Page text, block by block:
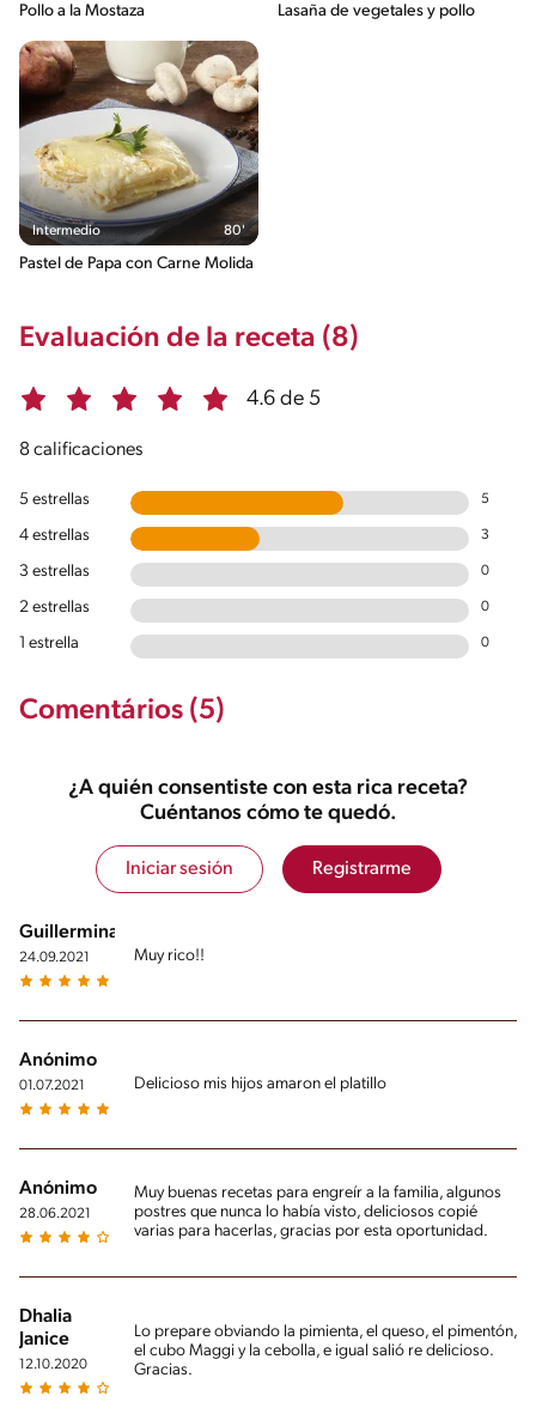
Pollo a la Mostaza Lasaña de vegetales y pollo
Intermedio 80'
Pastel de Papa con Carne Molida
Evaluación de la receta (8)
4.6 de 5
8 calificaciones
5 estrellas 5
4 estrellas 3
3 estrellas 0
2 estrellas 0
1 estrella 0
Comentários (5)
¿A quién consentiste con esta rica receta?
Cuéntanos cómo te quedó.
Iniciar sesión Registrarme
Guillermina
24.09.2021 Muy rico!!
Anónimo
01.07.2021 Delicioso mis hijos amaron el platillo
Anónimo
28.06.2021
Muy buenas recetas para engreír a la familia, algunos
postres que nunca lo había visto, deliciosos copié
varias para hacerlas, gracias por esta oportunidad.
Dhalia
Janice
12.10.2020
Lo prepare obviando la pimienta, el queso, el pimentón,
el cubo Maggi y la cebolla, e igual salió re delicioso.
Gracias.